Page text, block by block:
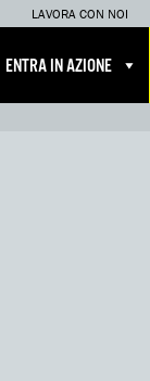
LAVORA CON NOI
ENTRA IN AZIONE